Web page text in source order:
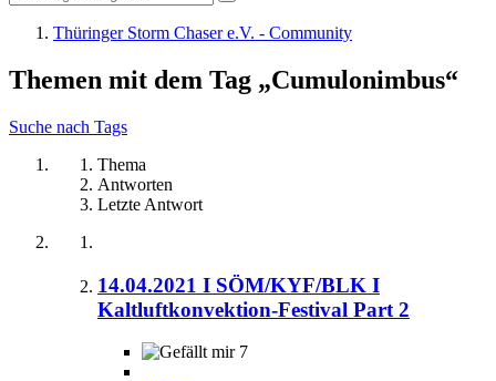
Thüringer Storm Chaser e.V. - Community
Themen mit dem Tag „Cumulonimbus“
Suche nach Tags
Thema
Antworten
Letzte Antwort
14.04.2021 I SÖM/KYF/BLK I
Kaltluftkonvektion-Festival Part 2
7